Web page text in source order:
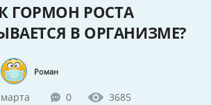
ГОРМОН РОСТА
В ОРГАНИЗМЕ?
Роман
0 3685